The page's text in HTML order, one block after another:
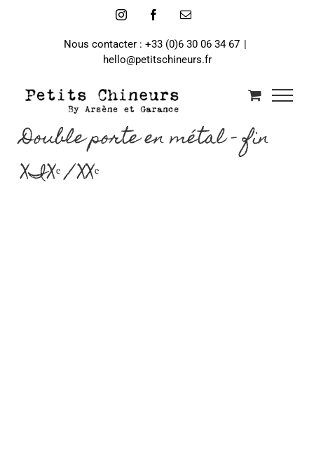
InstagramFacebookEmail
Nous contacter : +33 (0)6 30 06 34 67 |
hello@petitschineurs.fr
Double porte en métal – fin
XIXᵉ / XXᵉ